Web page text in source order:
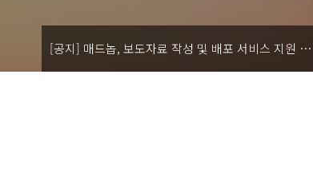
[공지] 매드놉, 보도자료 작성 및 배포 서비스 지원 …